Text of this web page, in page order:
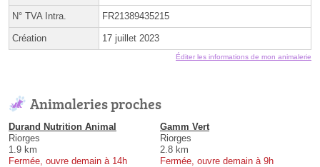
N° TVA Intra. FR21389435215
Création 17 juillet 2023
Éditer les informations de mon animalerie
Animaleries proches
Durand Nutrition Animal
Riorges
1.9 km
Fermée, ouvre demain à 14h
Gamm Vert
Riorges
2.8 km
Fermée, ouvre demain à 9h